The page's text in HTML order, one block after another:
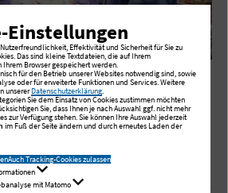
inhaltlich gerahmt von
deren
in der
des Immanuel
behandelt werden konnten.
Einstellungen
Effektivität und Sicherheit für Sie zu
Das sind kleine Textdateien, die auf Ihrem
Browser gespeichert werden.
für den Betrieb unserer Websites notwendig sind, sowie
oder für erweiterte Funktionen und Services. Weitere
unsererDatenschutzerklärung.
Sie dem Einsatz von Cookies zustimmen möchten
Sie, dass Ihnen je nach Auswahl ggf. nicht mehr
zur Verfügung stehen. Sie können Ihre Auswahl jederzeit
im Fuß der Seite ändern und durch erneutes Laden der
Auch Tracking-Cookies zulassen
mit Matomo